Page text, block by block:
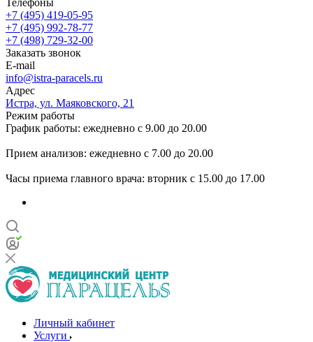
Телефоны
+7 (495) 419-05-95
+7 (495) 992-78-77
+7 (498) 729-32-00
Заказать звонок
E-mail
info@istra-paracels.ru
Адрес
Истра, ул. Маяковского, 21
Режим работы
График работы: ежедневно с 9.00 до 20.00
Прием анализов: ежедневно с 7.00 до 20.00
Часы приема главного врача: вторник с 15.00 до 17.00
Личный кабинет
Услуги